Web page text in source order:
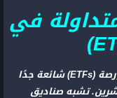
في
أصبحت صناديق الاستثمار المتداولة في البورصة (ETFs) شائعة جدًا
تشبه صناديق